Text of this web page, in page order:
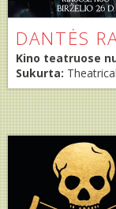
DANTĖS
Kino teatruose
Sukurta: